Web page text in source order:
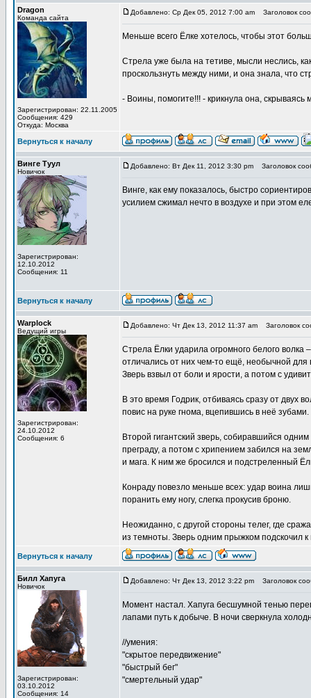
Dragon
Команда сайта
Зарегистрирован: 22.11.2005
Сообщения: 429
Откуда: Москва
Добавлено: Ср Дек 05, 2012 7:00 am Заголовок
Меньше всего Ёлке хотелось, чтобы этот
Стрела уже была на тетиве, мысли неслись,
проскользнуть между ними, и она знала, что
- Воины, помогите!!! - крикнула она, скрываясь
Вернуться к началу
Винге Туул
Новичок
Зарегистрирован:
12.10.2012
Сообщения: 11
Добавлено: Вт Дек 11, 2012 3:30 pm Заголовок
Винге, как ему показалось, быстро
усилием сжимал нечто в воздухе и при этом
Вернуться к началу
Warplock
Ведущий игры
Зарегистрирован:
24.10.2012
Сообщения: 6
Добавлено: Чт Дек 13, 2012 11:37 am Заголовок
Стрела Ёлки ударила огромного белого волка
отличались от них чем-то ещё, необычной для
Зверь взвыл от боли и ярости, а потом с
В это время Годрик, отбиваясь сразу от двух
повис на руке гнома, вцепившись в неё зубами.
Второй гигантский зверь, собиравшийся
преграду, а потом с хрипением забился на
и мага. К ним же бросился и подстреленный
Конраду повезло меньше всех: удар воина
поранить ему ногу, слегка прокусив броню.
Неожиданно, с другой стороны телег, где
из темноты. Зверь одним прыжком подскочил
Вернуться к началу
Билл Хапуга
Новичок
Зарегистрирован:
03.10.2012
Сообщения: 14
Добавлено: Чт Дек 13, 2012 3:22 pm Заголовок
Момент настал. Хапуга бесшумной тенью
лапами путь к добыче. В ночи сверкнула
//умения:
"скрытое передвижение"
"быстрый бег"
"смертельный удар"